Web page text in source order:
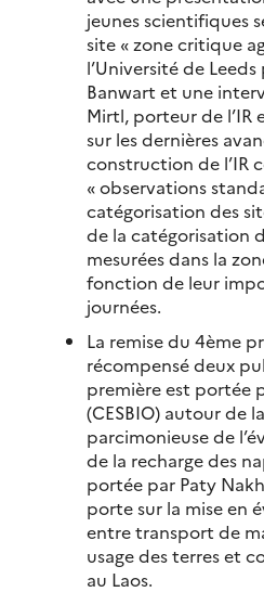
jeunes scientifiques
site « zone critique
l’Université de
Banwart et une
Mirtl, porteur de l’IR
sur les dernières
construction de l’IR
« observations
catégorisation des
de la catégorisation
mesurées dans la
fonction de leur
journées.
La remise du 4ème
récompensé deux
première est portée
(CESBIO) autour de
parcimonieuse de
de la recharge des
portée par Paty
porte sur la mise en
entre transport de
usage des terres et
au Laos.